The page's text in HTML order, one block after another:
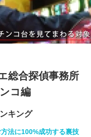
総合探偵事務所
コ編
キング
方法に100%成功する裏技